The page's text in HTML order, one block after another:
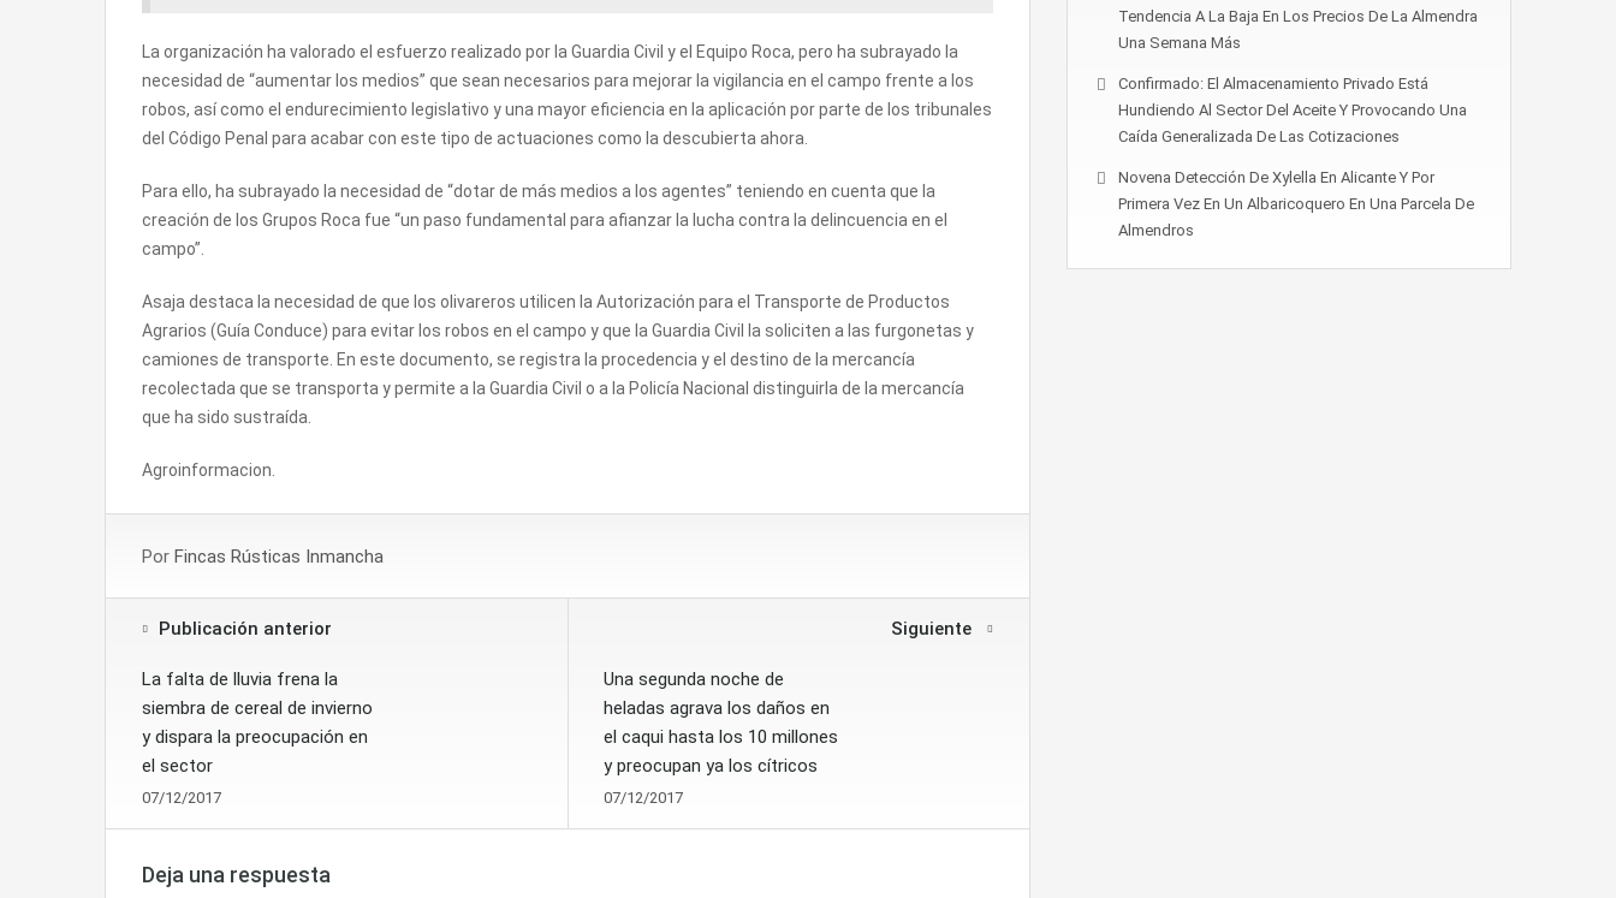
La organización ha valorado el esfuerzo realizado por la Guardia Civil y el Equipo Roca, pero ha subrayado la
necesidad de “aumentar los medios” que sean necesarios para mejorar la vigilancia en el campo frente a los
robos, así como el endurecimiento legislativo y una mayor eficiencia en la aplicación por parte de los tribunales
del Código Penal para acabar con este tipo de actuaciones como la descubierta ahora.
Para ello, ha subrayado la necesidad de “dotar de más medios a los agentes” teniendo en cuenta que la
creación de los Grupos Roca fue “un paso fundamental para afianzar la lucha contra la delincuencia en el
campo”.
Asaja destaca la necesidad de que los olivareros utilicen la Autorización para el Transporte de Productos
Agrarios (Guía Conduce) para evitar los robos en el campo y que la Guardia Civil la soliciten a las furgonetas y
camiones de transporte. En este documento, se registra la procedencia y el destino de la mercancía
recolectada que se transporta y permite a la Guardia Civil o a la Policía Nacional distinguirla de la mercancía
que ha sido sustraída.
Agroinformacion.
Por Fincas Rústicas Inmancha
Publicación anterior
La falta de lluvia frena la
siembra de cereal de invierno
y dispara la preocupación en
el sector
07/12/2017
Siguiente
Una segunda noche de
heladas agrava los daños en
el caqui hasta los 10 millones
y preocupan ya los cítricos
07/12/2017
Deja una respuesta
Tendencia A La Baja En Los Precios De La Almendra
Una Semana Más
Confirmado: El Almacenamiento Privado Está
Hundiendo Al Sector Del Aceite Y Provocando Una
Caída Generalizada De Las Cotizaciones
Novena Detección De Xylella En Alicante Y Por
Primera Vez En Un Albaricoquero En Una Parcela De
Almendros